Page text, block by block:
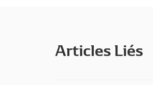
Articles Liés